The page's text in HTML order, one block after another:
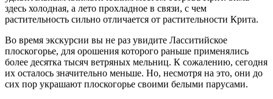
здесь холодная, а лето прохладное в связи, с чем
растительность сильно отличается от растительности Крита.
Во время экскурсии вы не раз увидите Ласситийское
плоскогорье, для орошения которого раньше применялись
более десятка тысяч ветряных мельниц. К сожалению, сегодня
их осталось значительно меньше. Но, несмотря на это, они до
сих пор украшают плоскогорье своими белыми парусами.